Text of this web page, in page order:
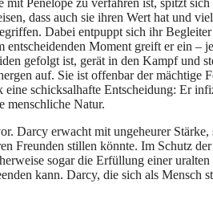
dass auch sie ihren Wert hat und
Dabei entpuppt sich ihr
Moment greift er ein
gefolgt ist, gerät in den Kampf und
auf. Sie ist offenbar der
schicksalhafte Entscheidung: Er
menschliche Natur.
Darcy erwacht mit ungeheurer
Freunden stillen könnte. Im Schutz
sogar die Erfüllung einer
kann. Darcy, die sich als